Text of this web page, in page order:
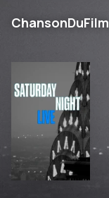
ChansonDuFilm